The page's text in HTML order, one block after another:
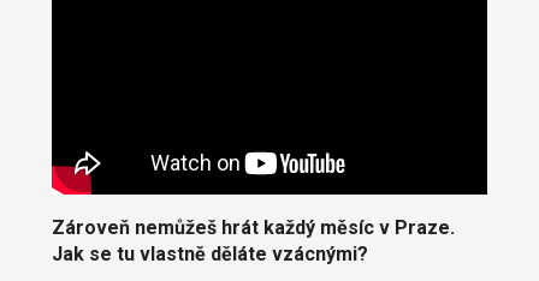
Zároveň nemůžeš hrát každý měsíc v Praze.
Jak se tu vlastně děláte vzácnými?